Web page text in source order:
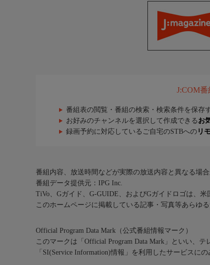
J:COM
番組表の閲覧・番組の検索・検索条件を保存
お好みのチャンネルを選択して作成できる お
録画予約に対応しているご自宅のSTBへの リ
番組内容、放送時間などが実際の放送内容と異なる場合
番組データ提供元：IPG Inc.
TiVo、Gガイド、G-GUIDE、およびGガイドロゴは、
このホームページに掲載している記事・写真等あらゆ
Official Program Data Mark（公式番組情報マーク）
このマークは「Official Program Data Mark」といい、テ
「SI(Service Information)情報」を利用したサービスに